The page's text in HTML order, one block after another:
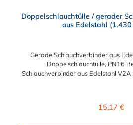
Doppelschlauchtülle / gerader
aus Edelstahl
Gerade Schlauchverbinder aus
Doppelschlauchtülle, PN16
Schlauchverbinder aus Edelstahl V2A
Schlauchverbinder ist somit ein
Regulärer
15,17 €